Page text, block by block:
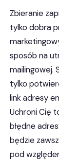
Zbieranie
tylko dobra
sposób na
mailingowej.
tylko
link adresy
Uchroni Cię
błędne
będzie
pod